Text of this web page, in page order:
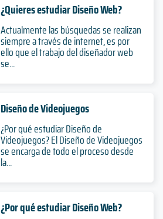
¿Quieres estudiar Diseño Web?
Actualmente las búsquedas se realizan
siempre a través de internet, es por
ello que el trabajo del diseñador web
se...
Diseño de Videojuegos
¿Por qué estudiar Diseño de
Videojuegos? El Diseño de Videojuegos
se encarga de todo el proceso desde
la...
¿Por qué estudiar Diseño Web?